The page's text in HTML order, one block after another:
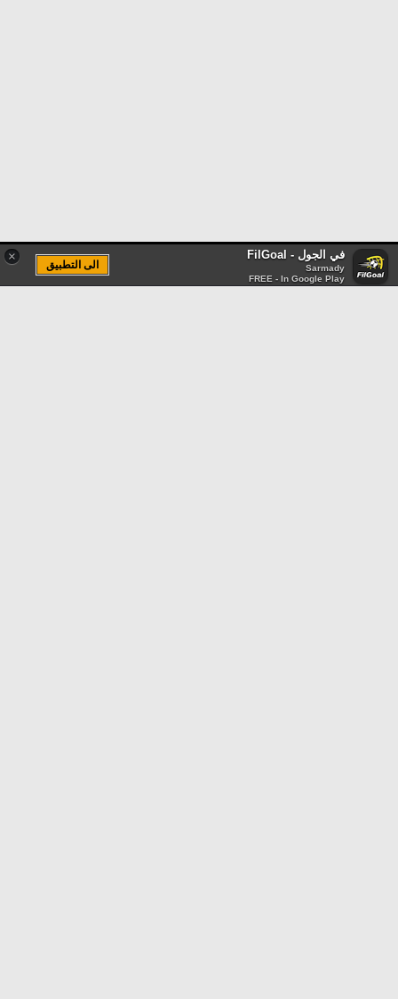
× في الجول - FilGoal
Sarmady
FREE - In Google Play
الى التطبيق